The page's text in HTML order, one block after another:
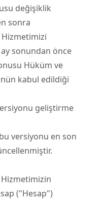
değişiklik
sonra
sonundan önce
Hüküm ve
kabul edildiği
geliştirme
versiyonu en son
("Hesap")